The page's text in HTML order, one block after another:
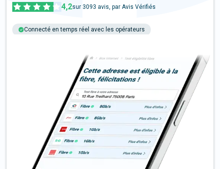
4,2sur 3093 avis, par Avis Vérifiés
Connecté en temps réel avec les opérateurs